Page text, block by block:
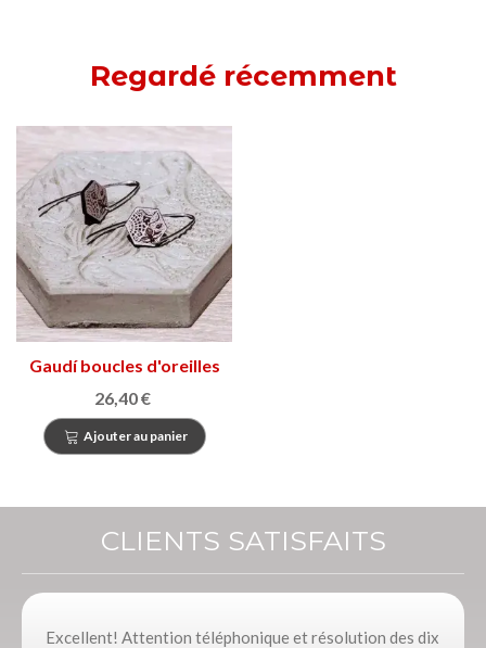
Regardé récemment
Gaudí boucles d'oreilles
26,40 €
Ajouter au panier
CLIENTS SATISFAITS
Excellent! Attention téléphonique et résolution des dix